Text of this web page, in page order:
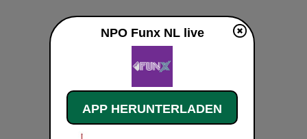
NPO Funx NL live
APP HERUNTERLADEN